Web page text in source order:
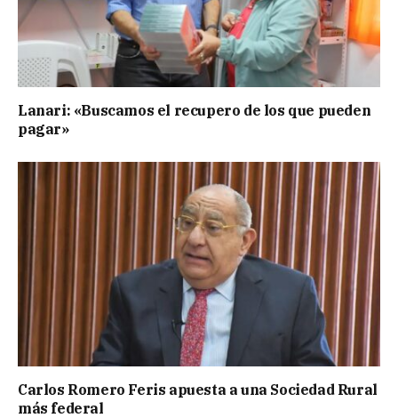
Lanari: «Buscamos el recupero de los que pueden
pagar»
Carlos Romero Feris apuesta a una Sociedad Rural
más federal